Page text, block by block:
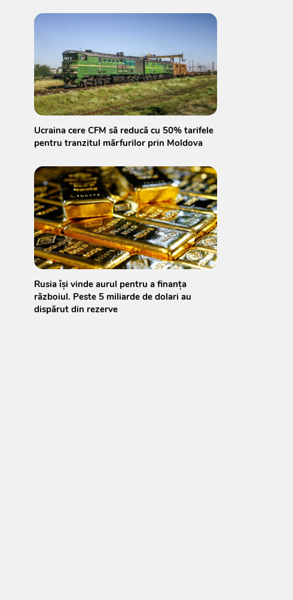
Ucraina cere CFM să reducă cu 50% tarifele
pentru tranzitul mărfurilor prin Moldova
Rusia își vinde aurul pentru a finanța
războiul. Peste 5 miliarde de dolari au
dispărut din rezerve